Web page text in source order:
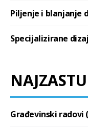
Piljenje i blanjanje
Specijalizirane
Građevinski radovi